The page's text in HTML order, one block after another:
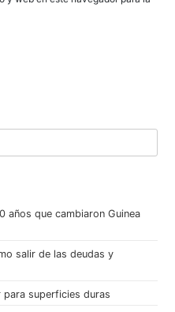
años que cambiaron Guinea
salir de las deudas y
para superficies duras